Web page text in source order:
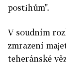
postihům".
V soudním
zmrazení
teheránské